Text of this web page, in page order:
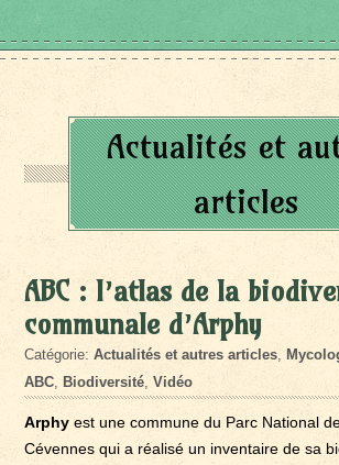
Actualités et
articles
ABC : l’atlas de la
communale d’Arphy
Catégorie:Actualités et autres articles,
ABC, Biodiversité,Vidéo
Arphyest une commune du Parc National
Cévennes qui a réalisé un inventaire de sa